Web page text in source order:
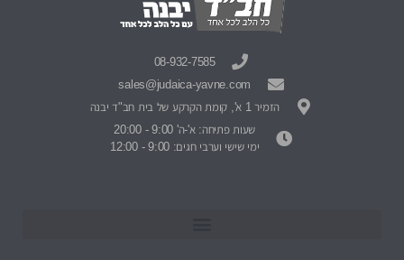
08-932-7585
sales@judaica-yavne.com
הזמיר 1 א', קומת הקרקע של בית חב"ד יבנה
שעות פתיחה: א'-ה' 9:00 - 20:00
ימי שישי וערבי חגים: 9:00 - 12:00